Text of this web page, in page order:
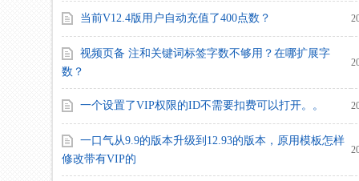
当前V12.4版用户自动充值了400点数？
视频页备 注和关键词标签字数不够用？在哪扩展字
数？
一个设置了VIP权限的ID不需要扣费可以打开。。
一口气从9.9的版本升级到12.93的版本，原用模板怎样
修改带有VIP的